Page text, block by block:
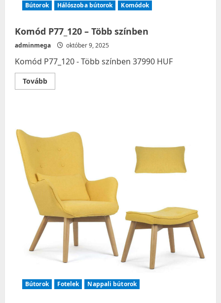
Bútorok Hálószoba bútorok Komódok
Komód P77_120 – Több színben
adminmega október 9, 2025
Komód P77_120 - Több színben 37990 HUF
TovábbRead
more
Bútorok Fotelek Nappali bútorok